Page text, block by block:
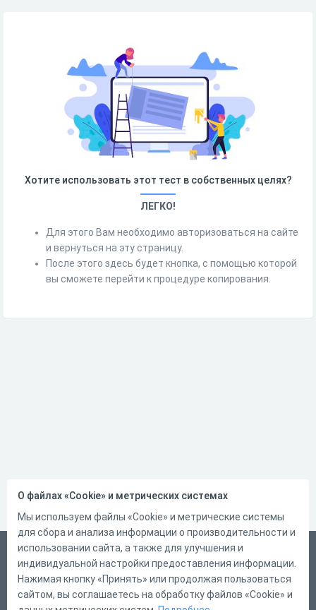
Хотите использовать этот тест в собственных целях?
ЛЕГКО!
Для этого Вам необходимо авторизоваться на сайте
и вернуться на эту страницу.
После этого здесь будет кнопка, с помощью которой
вы сможете перейти к процедуре копирования.
Русский
Справка
Форма обратной связи
О файлах «Cookie» и метрических системах
Мы используем файлы «Cookie» и метрические системы
для сбора и анализа информации о производительности и
использовании сайта, а также для улучшения и
индивидуальной настройки предоставления информации.
Нажимая кнопку «Принять» или продолжая пользоваться
сайтом, вы соглашаетесь на обработку файлов «Cookie» и